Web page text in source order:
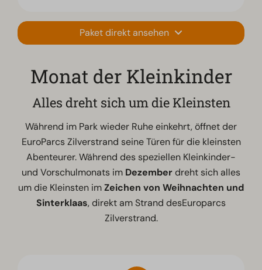
Paket direkt ansehen
Monat der Kleinkinder
Alles dreht sich um die Kleinsten
Während im Park wieder Ruhe einkehrt, öffnet der
EuroParcs Zilverstrand seine Türen für die kleinsten
Abenteurer. Während des speziellen Kleinkinder-
und Vorschulmonats im Dezemberdreht sich alles
um die Kleinsten imZeichen von Weihnachten und
Sinterklaas, direkt am Strand desEuroparcs
Zilverstrand.